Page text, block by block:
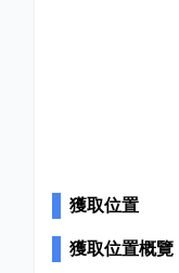
獲取位置
獲取位置概覽